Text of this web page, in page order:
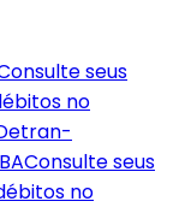
seus
no
BAConsulte seus
no